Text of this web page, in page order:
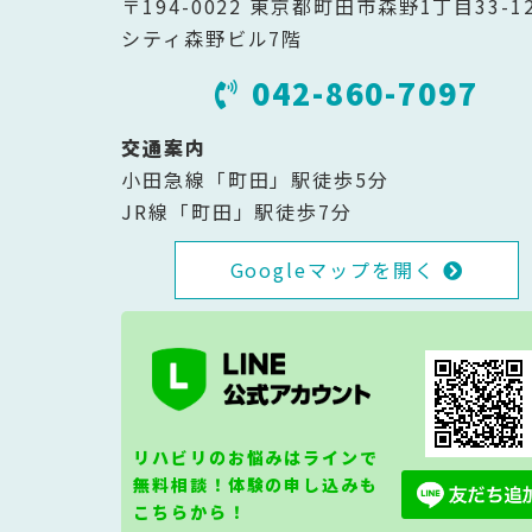
シティ森野ビル7階
042-860-7097
交通案内
小田急線「町田」駅徒歩5分
JR線「町田」駅徒歩7分
Googleマップを開く
リハビリのお悩みはラインで
無料相談！体験の申し込みも
こちらから！